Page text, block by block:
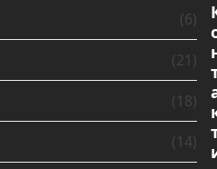
(6)
(21)
(18)
(14)